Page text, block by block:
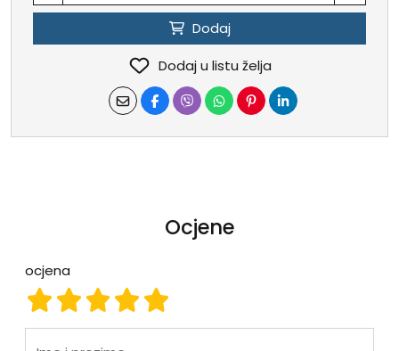
Dodaj
Dodaj u listu želja
Ocjene
ocjena
ocjena 5
ocjena 4
ocjena 3
ocjena 2
ocjena 1